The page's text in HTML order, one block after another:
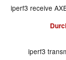
iperf3 receive
iperf3